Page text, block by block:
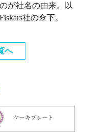
が社名の由来。以
社の傘下。
へ